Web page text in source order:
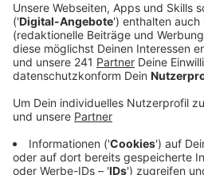
Anzeige
Nachfolger schon am